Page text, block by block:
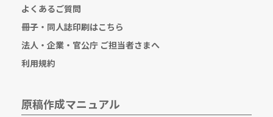
よくあるご質問
冊子・同人誌印刷はこちら
法人・企業・官公庁 ご担当者さまへ
利用規約
原稿作成マニュアル